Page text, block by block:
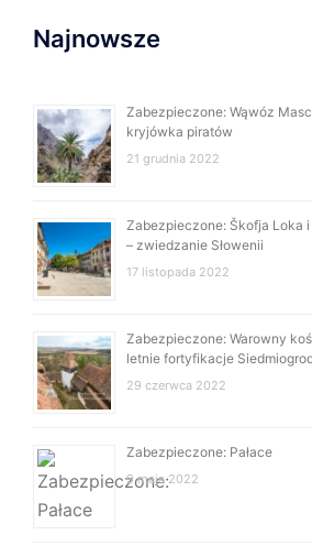
Najnowsze
Zabezpieczone: Wąwóz
kryjówka piratów
21 grudnia 2022
Zabezpieczone: Škofja Loka
– zwiedzanie Słowenii
17 listopada 2022
Zabezpieczone: Warowny
letnie fortyfikacje
29 czerwca 2022
Zabezpieczone: Pałace
9 maja 2022